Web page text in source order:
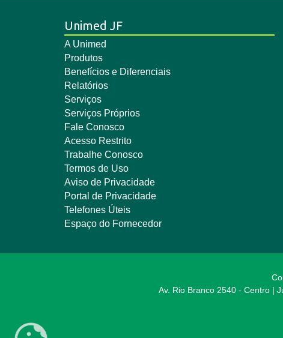
Unimed JF
A Unimed
Produtos
Benefícios e Diferenciais
Relatórios
Serviços
Serviços Próprios
Fale Conosco
Acesso Restrito
Trabalhe Conosco
Termos de Uso
Aviso de Privacidade
Portal de Privacidade
Telefones Úteis
Espaço do Fornecedor
Av. Rio Branco 2540 - Centro |